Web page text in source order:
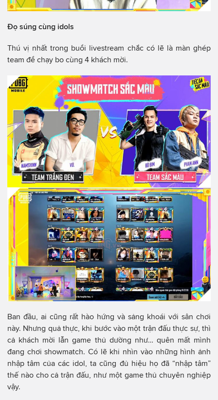
Đọ súng cùng idols
Thú vị nhất trong buổi livestream chắc có lẽ là màn ghép
team để chạy bo cùng 4 khách mời.
Ban đầu, ai cũng rất hào hứng và sảng khoái với sân chơi
này. Nhưng quả thực, khi bước vào một trận đấu thực sự, thì
cả khách mời lẫn game thủ dường như… quên mất mình
đang chơi showmatch. Có lẽ khi nhìn vào những hình ảnh
nhập tâm của các idol, ta cũng đủ hiệu họ đã “nhập tâm”
thế nào cho cả trận đấu, như một game thủ chuyên nghiệp
vậy.